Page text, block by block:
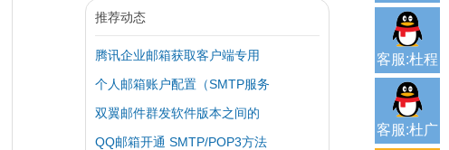
推荐动态
腾讯企业邮箱获取客户端专用
个人邮箱账户配置（SMTP服务
双翼邮件群发软件版本之间的
QQ邮箱开通 SMTP/POP3方法
客服:杜程
客服:杜广